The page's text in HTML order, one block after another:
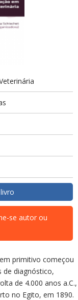
se autor ou
primitivo começou
de diagnóstico,
de 4.000 anos a.C.,
no Egito, em 1890.